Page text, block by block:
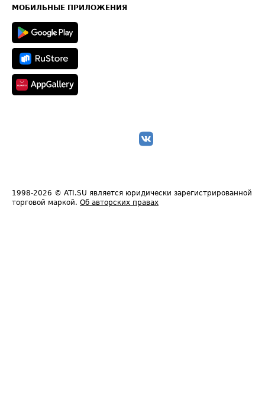
Техническая информация
МОБИЛЬНЫЕ ПРИЛОЖЕНИЯ
1998-2026 © ATI.SU является юридически зарегистрированной
торговой маркой. Об авторских правах